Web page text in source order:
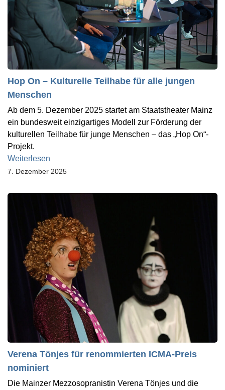
Hop On – Kulturelle Teilhabe für alle jungen
Menschen
Ab dem 5. Dezember 2025 startet am Staatstheater Mainz
ein bundesweit einzigartiges Modell zur Förderung der
kulturellen Teilhabe für junge Menschen – das „Hop On“-
Projekt.
Weiterlesen
7. Dezember 2025
Verena Tönjes für renommierten ICMA-Preis
nominiert
Die Mainzer Mezzosopranistin Verena Tönjes und die